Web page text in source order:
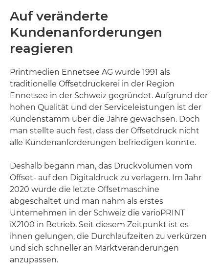
Auf veränderte
Kundenanforderungen
reagieren
Printmedien Ennetsee AG wurde 1991 als
traditionelle Offsetdruckerei in der Region
Ennetsee in der Schweiz gegründet. Aufgrund der
hohen Qualität und der Serviceleistungen ist der
Kundenstamm über die Jahre gewachsen. Doch
man stellte auch fest, dass der Offsetdruck nicht
alle Kundenanforderungen befriedigen konnte.
Deshalb begann man, das Druckvolumen vom
Offset- auf den Digitaldruck zu verlagern. Im Jahr
2020 wurde die letzte Offsetmaschine
abgeschaltet und man nahm als erstes
Unternehmen in der Schweiz die varioPRINT
iX2100 in Betrieb. Seit diesem Zeitpunkt ist es
ihnen gelungen, die Durchlaufzeiten zu verkürzen
und sich schneller an Marktveränderungen
anzupassen.